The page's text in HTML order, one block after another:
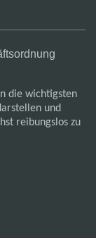
die wichtigsten
und
reibungslos zu